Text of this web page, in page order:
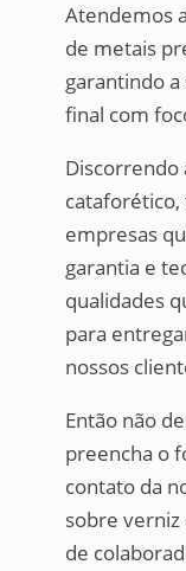
Atendemos
de metais
garantindo
final com
Discorrendo
empresas
garantia e
qualidades
para
nossos
Então não
preencha o
contato da
sobre
de